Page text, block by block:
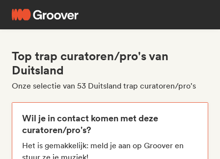
Top trap curatoren/pro's van
Duitsland
Onze selectie van 53 Duitsland trap curatoren/pro's
Wil je in contact komen met deze
curatoren/pro's?
Het is gemakkelijk: meld je aan op Groover en